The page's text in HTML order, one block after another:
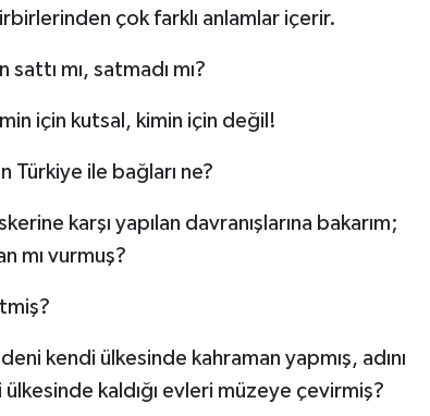
çok farklı anlamlar içerir.
sattı mı, satmadı mı?
için kutsal, kimin için değil!
Türkiye ile bağları ne?
karşı yapılan davranışlarına bakarım;
mı vurmuş?
kendi ülkesinde kahraman yapmış, adını
kaldığı evleri müzeye çevirmiş?